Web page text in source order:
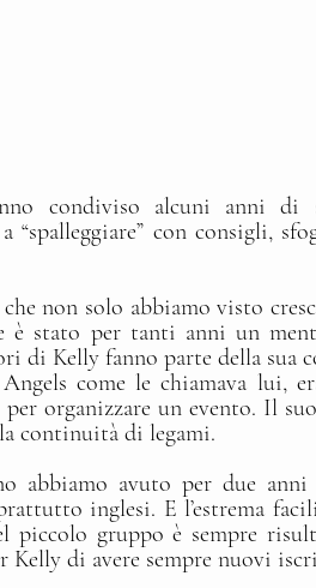
condiviso alcuni anni
“spalleggiare” con consigli,
che non solo abbiamo visto
è stato per tanti anni un
di Kelly fanno parte della sua
come le chiamava lui,
per organizzare un evento. Il
continuità di legami.
abbiamo avuto per due
inglesi. E l’estrema
piccolo gruppo è sempre
Kelly di avere sempre nuovi